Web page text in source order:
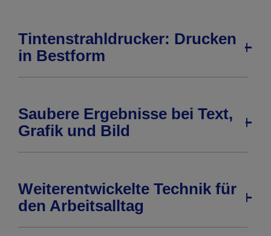
Tintenstrahldrucker: Drucken
in Bestform
Saubere Ergebnisse bei Text,
Grafik und Bild
Weiterentwickelte Technik für
den Arbeitsalltag